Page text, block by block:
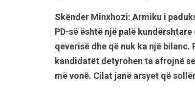
Skënder Minxhozi: Armiku i
PD-së është një palë
qeverisë dhe që nuk ka një
kandidatët detyrohen ta afrojnë
më vonë. Cilat janë arsyet që